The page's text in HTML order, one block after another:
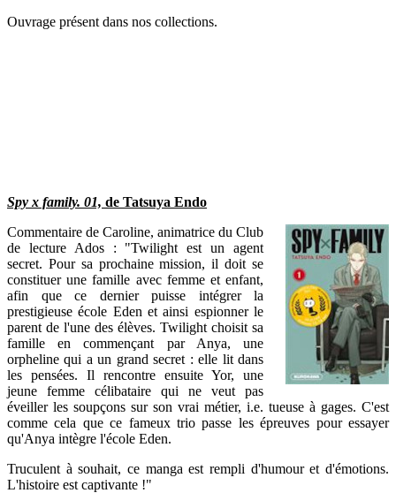
Ouvrage présent dans nos collections.
Spy x family. 01, de Tatsuya Endo
Commentaire de Caroline, animatrice du Club
de lecture Ados : "Twilight est un agent
secret. Pour sa prochaine mission, il doit se
constituer une famille avec femme et enfant,
afin que ce dernier puisse intégrer la
prestigieuse école Eden et ainsi espionner le
parent de l'une des élèves. Twilight choisit sa
famille en commençant par Anya, une
orpheline qui a un grand secret : elle lit dans
les pensées. Il rencontre ensuite Yor, une
jeune femme célibataire qui ne veut pas
éveiller les soupçons sur son vrai métier, i.e. tueuse à gages. C'est
comme cela que ce fameux trio passe les épreuves pour essayer
qu'Anya intègre l'école Eden.
Truculent à souhait, ce manga est rempli d'humour et d'émotions.
L'histoire est captivante !"